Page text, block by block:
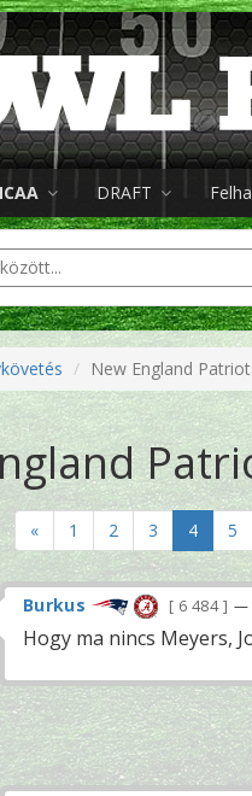
DRAFT
New England
« 1 2 3 4 5
Burkus 6 484 —
Hogy ma nincs Meyers,